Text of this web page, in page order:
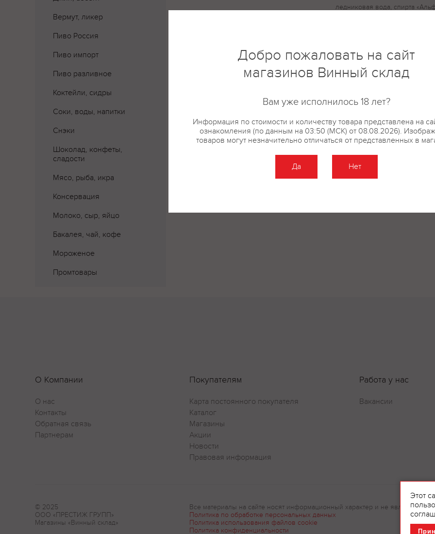
Вермут, ликер
Пиво Россия
Пиво импорт
Пиво разливное
Коктейли, сидры
Соки, воды, напитки
Снэки
Шоколад, конфеты,
сладости
Мясо, рыба, икра
Консервация
Молоко, сыр, яйцо
Бакалея, чай, кофе
Мороженое
Промтовары
ледниковая вода, спирта
разгадать истинный характер
комплексная пищевая
спиртованный ячменя,
исправленная, спирт
Где купить? Описание Отзывы
Оставить отзыв
О Компании
О нас
Контакты
Обратная связь
Партнерам
Покупателям
Карта постоянного покупателя
Каталог
Магазины
Акции
Новости
Правовая информация
Работа у нас
Вакансии
© 2025
ООО «ПРЕСТИЖ ГРУПП»
Магазины «Винный склад»
Все материалы на сайте носят информационный характер и не являются
Политика по обработке персональных данных
Политика использования файлов cookie
Политика конфиденциальности
Этот
Добро пожаловать на сайт
магазинов Винный склад
Вам уже исполнилось 18 лет?
Информация по стоимости и количеству товара представлена на
ознакомления (по данным на 03:50 (МСК) от 08.08.2026).
товаров могут незначительно отличаться от представленных в
Да Нет